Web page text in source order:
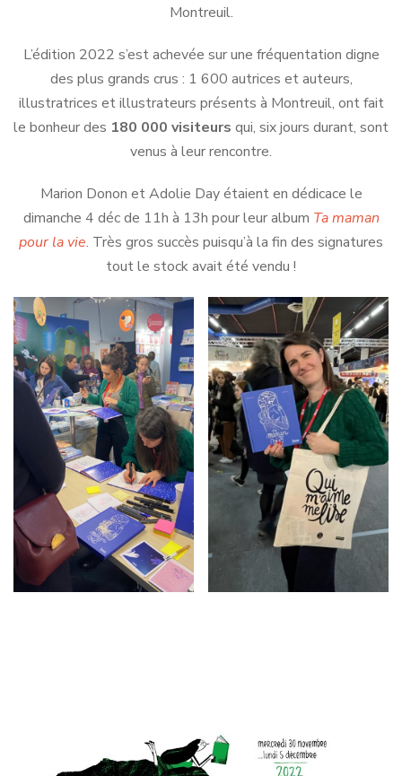
Montreuil.
L’édition 2022 s’est achevée sur une fréquentation digne
des plus grands crus : 1 600 autrices et auteurs,
illustratrices et illustrateurs présents à Montreuil, ont fait
le bonheur des 180 000 visiteurs qui, six jours durant, sont
venus à leur rencontre.
Marion Donon et Adolie Day étaient en dédicace le
dimanche 4 déc de 11h à 13h pour leur album Ta maman
pour la vie. Très gros succès puisqu’à la fin des signatures
tout le stock avait été vendu !